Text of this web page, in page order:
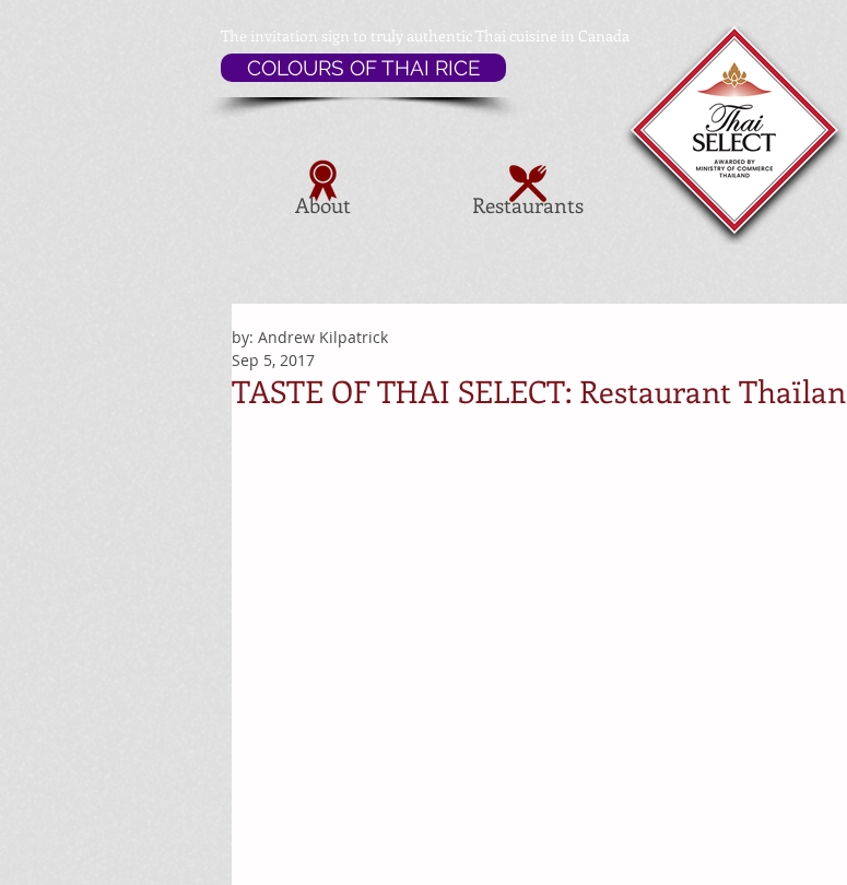
Restaurants
About
The invitation sign to truly authentic Thai cuisine in Canada
COLOURS OF THAI RICE
TASTE OF THAI SELECT: Restaurant
by: Andrew Kilpatrick
Sep 5, 2017